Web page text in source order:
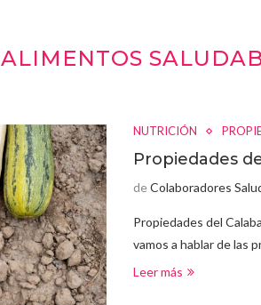
ALIMENTOS
NUTRICIÓN
Propiedades
deColaboradores
Propiedades del
vamos a hablar de las
Leer más